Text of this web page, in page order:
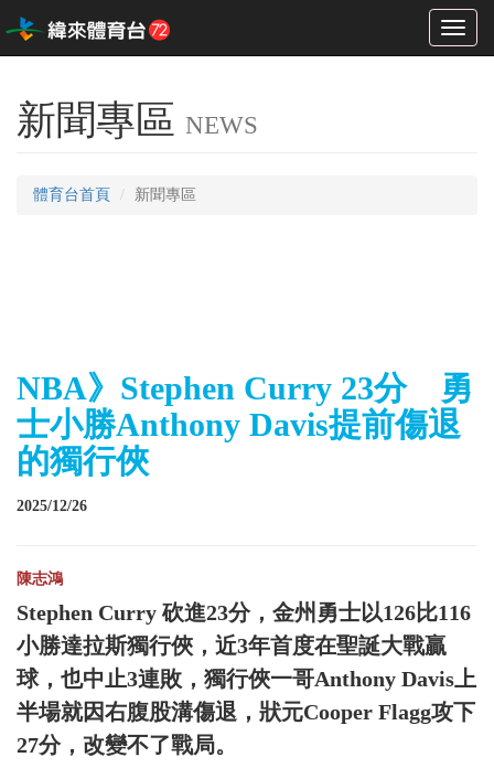
Toggle
新聞專區 NEWS
體育台首頁 新聞專區
NBA》Stephen Curry 23分 勇
士小勝Anthony Davis提前傷退
的獨行俠
2025/12/26
陳志鴻
Stephen Curry 砍進23分，金州勇士以126比116
小勝達拉斯獨行俠，近3年首度在聖誕大戰贏
球，也中止3連敗，獨行俠一哥Anthony Davis上
半場就因右腹股溝傷退，狀元Cooper Flagg攻下
27分，改變不了戰局。